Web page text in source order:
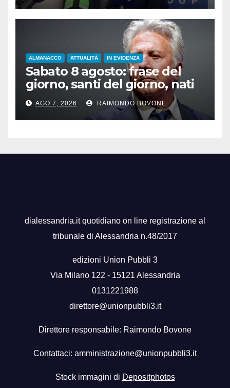
ALMANACCO ATTUALITÀ IN EVIDENZA
Sabato 8 agosto: frase del
giorno, santi del giorno, nati
famosi, accadde oggi
AGO 7, 2026 RAIMONDO BOVONE
dialessandria.it quotidiano on line registrazione al
tribunale di Alessandria n.48/2017
edizioni Union Pubbli 3
Via Milano 122 - 15121 Alessandria
0131221988
direttore@unionpubbli3.it
Direttore responsabile: Raimondo Bovone
Contattaci: amministrazione@unionpubbli3.it
Stock immagini di Depositphotos